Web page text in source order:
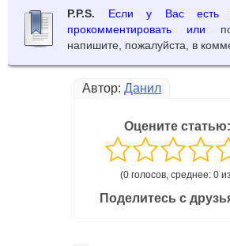
P.P.S.
Если у Вас есть
прокомментировать или
напишите, пожалуйста, в
Автор: Данил
Оцените статью:
(0 голосов, среднее: 0
Поделитесь с